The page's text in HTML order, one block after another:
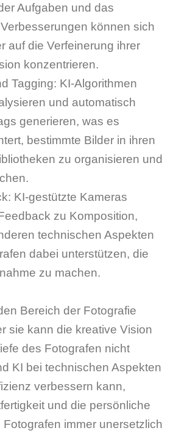
Aufgaben und das
können sich
auf die Verfeinerung ihrer
konzentrieren.
Tagging: KI-Algorithmen
und automatisch
generieren, was es
bestimmte Bilder in ihren
zu organisieren und
KI-gestützte Kameras
zu Komposition,
technischen Aspekten
dabei unterstützen, die
zu machen.
Bereich der Fotografie
sie kann die kreative Vision
des Fotografen nicht
KI bei technischen Aspekten
verbessern kann,
und die persönliche
immer unersetzlich